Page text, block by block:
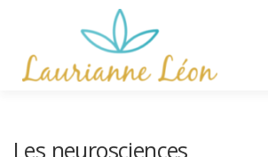
Les neurosciences